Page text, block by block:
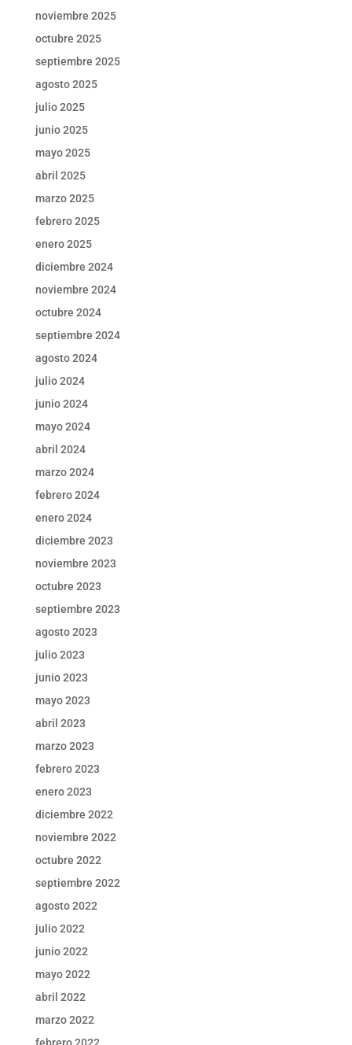
noviembre 2025
octubre 2025
septiembre 2025
agosto 2025
julio 2025
junio 2025
mayo 2025
abril 2025
marzo 2025
febrero 2025
enero 2025
diciembre 2024
noviembre 2024
octubre 2024
septiembre 2024
agosto 2024
julio 2024
junio 2024
mayo 2024
abril 2024
marzo 2024
febrero 2024
enero 2024
diciembre 2023
noviembre 2023
octubre 2023
septiembre 2023
agosto 2023
julio 2023
junio 2023
mayo 2023
abril 2023
marzo 2023
febrero 2023
enero 2023
diciembre 2022
noviembre 2022
octubre 2022
septiembre 2022
agosto 2022
julio 2022
junio 2022
mayo 2022
abril 2022
marzo 2022
febrero 2022